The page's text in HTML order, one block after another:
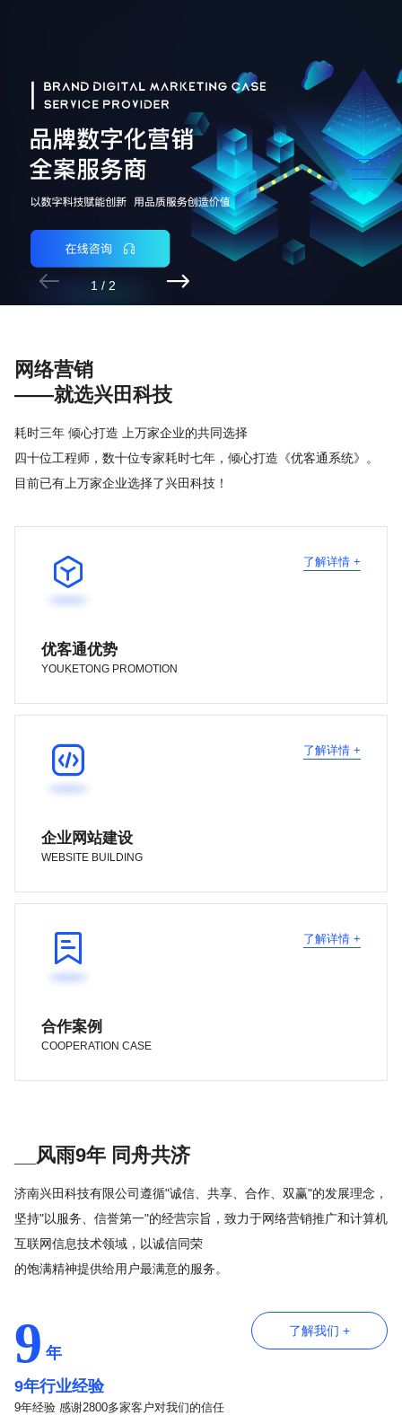

2 / 2

网络营销
——就选兴田科技
耗时三年 倾心打造 上万家企业的共同选择
四十位工程师，数十位专家耗时七年，倾心打造《优客通系统》。
目前已有上万家企业选择了兴田科技！

优客通优势
YOUKETONG PROMOTION
了解详情 +

企业网站建设
WEBSITE BUILDING
了解详情 +

合作案例
COOPERATION CASE
了解详情 +
__风雨9年 同舟共济
济南兴田科技有限公司遵循"诚信、共享、合作、双赢"的发展理念，
坚持"以服务、信誉第一"的经营宗旨，致力于网络营销推广和计算机
互联网信息技术领域，以诚信同荣
的饱满精神提供给用户最满意的服务。
9 年
9年行业经验
9年经验 感谢2800多家客户对我们的信任
了解我们 +